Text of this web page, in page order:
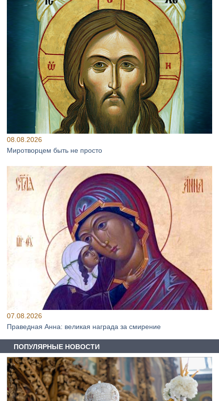
08.08.2026
Миротворцем быть не просто
07.08.2026
Праведная Анна: великая награда за смирение
ПОПУЛЯРНЫЕ НОВОСТИ